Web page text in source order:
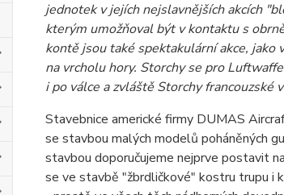
jednotek v jejích nejslavnějších akcích
kterým umožňoval být v kontaktu s
kontě jsou také spektakulární akce,
na vrcholu hory. Storchy se pro
i po válce a zvláště Storchy
Stavebnice americké firmy DUMAS
se stavbou malých modelů poháněných
stavbou doporučujeme nejprve postavit
se ve stavbě "žbrdličkové" kostru trupu i